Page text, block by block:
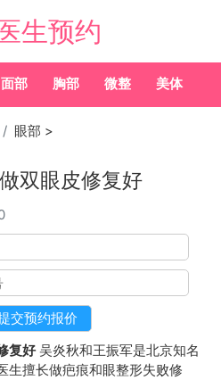
生预约
面部 胸部 微整 美体
眼部 >
双眼皮修复好
复好吴炎秋和王振军是北京知名
生擅长做疤痕和眼整形失败修